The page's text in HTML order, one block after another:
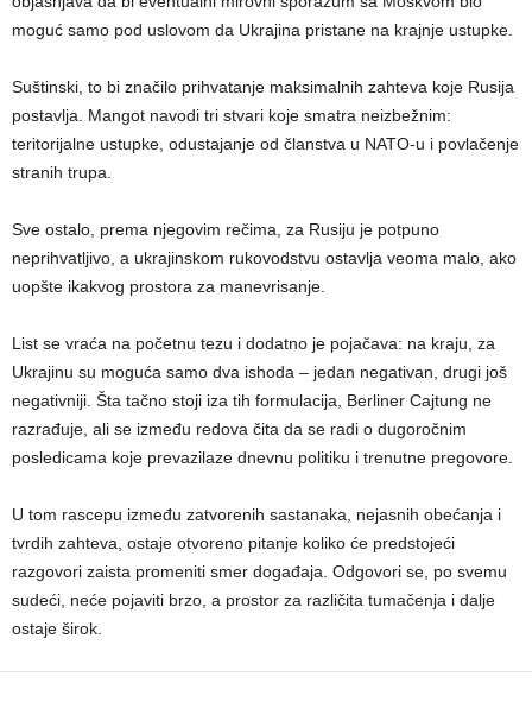
moguć samo pod uslovom da Ukrajina pristane na krajnje ustupke.
Suštinski, to bi značilo prihvatanje maksimalnih zahteva koje Rusija
postavlja. Mangot navodi tri stvari koje smatra neizbežnim:
teritorijalne ustupke, odustajanje od članstva u NATO-u i povlačenje
stranih trupa.
Sve ostalo, prema njegovim rečima, za Rusiju je potpuno
neprihvatljivo, a ukrajinskom rukovodstvu ostavlja veoma malo, ako
uopšte ikakvog prostora za manevrisanje.
List se vraća na početnu tezu i dodatno je pojačava: na kraju, za
Ukrajinu su moguća samo dva ishoda – jedan negativan, drugi još
negativniji. Šta tačno stoji iza tih formulacija, Berliner Cajtung ne
razrađuje, ali se između redova čita da se radi o dugoročnim
posledicama koje prevazilaze dnevnu politiku i trenutne pregovore.
U tom rascepu između zatvorenih sastanaka, nejasnih obećanja i
tvrdih zahteva, ostaje otvoreno pitanje koliko će predstojeći
razgovori zaista promeniti smer događaja. Odgovori se, po svemu
sudeći, neće pojaviti brzo, a prostor za različita tumačenja i dalje
ostaje širok.